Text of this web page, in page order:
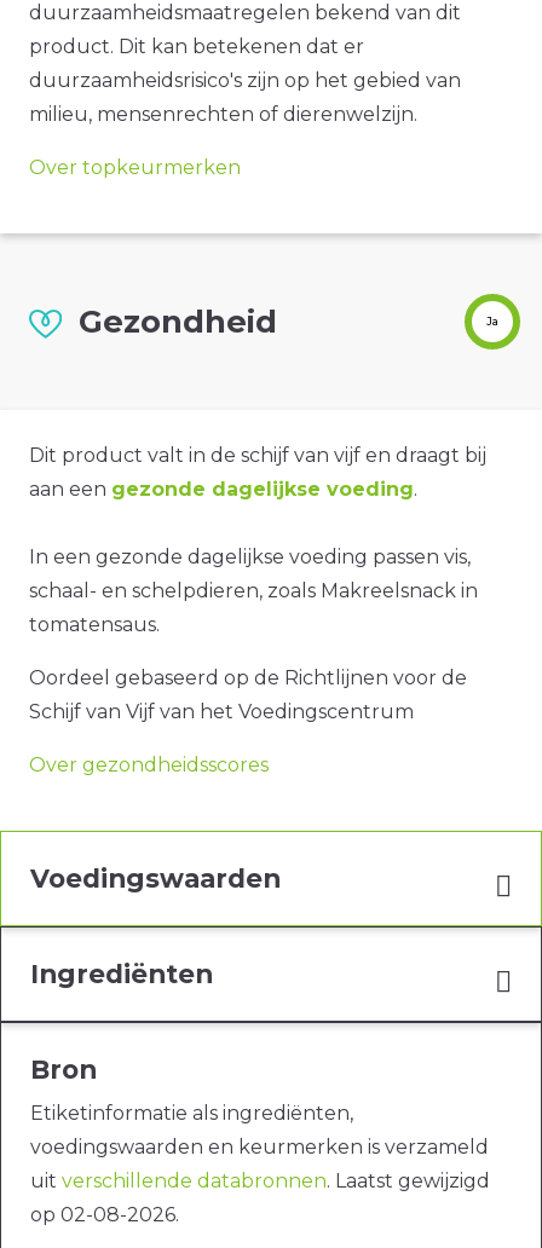
duurzaamheidsmaatregelen bekend van dit
product. Dit kan betekenen dat er
duurzaamheidsrisico's zijn op het gebied van
milieu, mensenrechten of dierenwelzijn.
Over topkeurmerken
Gezondheid Ja
Dit product valt in de schijf van vijf en draagt bij
aan een gezonde dagelijkse voeding.
In een gezonde dagelijkse voeding passen vis,
schaal- en schelpdieren, zoals Makreelsnack in
tomatensaus.
Oordeel gebaseerd op de Richtlijnen voor de
Schijf van Vijf van het Voedingscentrum
Over gezondheidsscores
Voedingswaarden
Ingrediënten
Bron
Etiketinformatie als ingrediënten,
voedingswaarden en keurmerken is verzameld
uit verschillende databronnen. Laatst gewijzigd
op 02-08-2026.